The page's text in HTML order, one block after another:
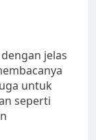
jelas
untuk
seperti